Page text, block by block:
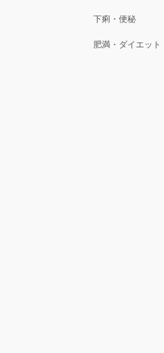
下痢・便秘
肥満・ダイエット